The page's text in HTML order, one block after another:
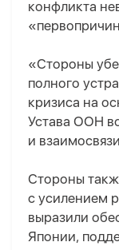
конфликта
«Стороны
полного
кризиса на
Устава ООН
и
Стороны
с усилением
выразили
Японии,